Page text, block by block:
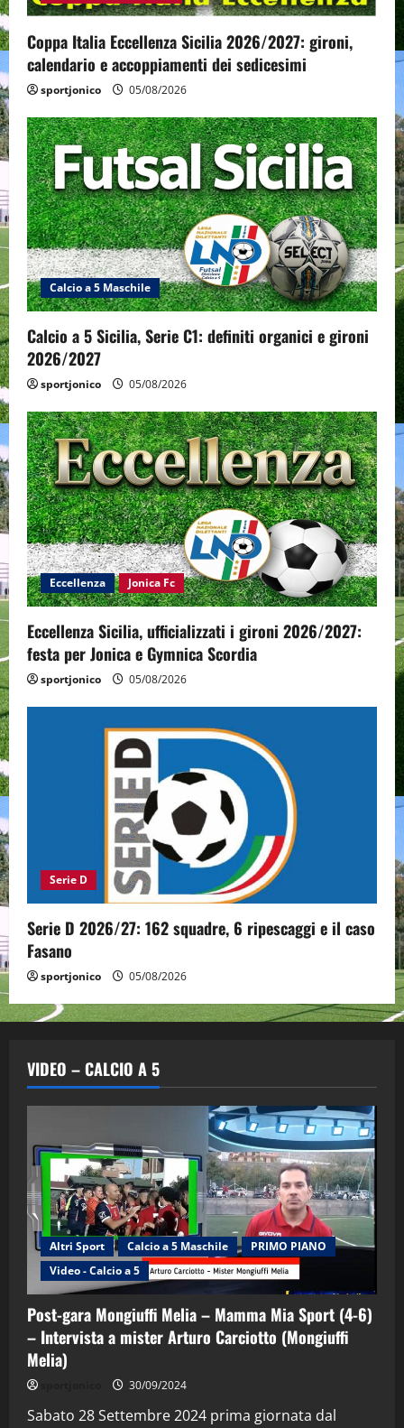
Coppa Italia Eccellenza Sicilia 2026/2027: gironi,
calendario e accoppiamenti dei sedicesimi
sportjonico 05/08/2026
Calcio a 5 Maschile
Calcio a 5 Sicilia, Serie C1: definiti organici e gironi
2026/2027
sportjonico 05/08/2026
Eccellenza Jonica Fc
Eccellenza Sicilia, ufficializzati i gironi 2026/2027:
festa per Jonica e Gymnica Scordia
sportjonico 05/08/2026
Serie D
Serie D 2026/27: 162 squadre, 6 ripescaggi e il caso
Fasano
sportjonico 05/08/2026
VIDEO – CALCIO A 5
Altri Sport Calcio a 5 Maschile
PRIMO PIANO
Video - Calcio a 5
Post-gara Mongiuffi Melia – Mamma Mia Sport (4-6)
– Intervista a mister Arturo Carciotto (Mongiuffi
Melia)
30/09/2024
Sabato 28 Settembre 2024 prima giornata dal
“SportEmpire” in Podcast: 29^ Puntata
(Martedi 28 Aprile 2026)